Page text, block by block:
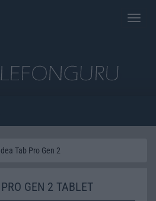
Toggle
Tab Pro Gen 2
GEN 2 TABLET